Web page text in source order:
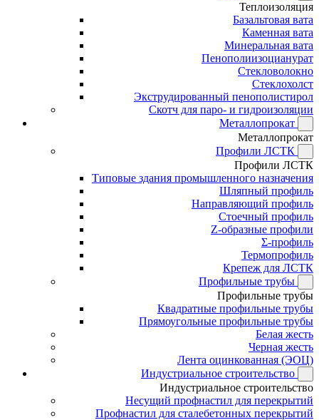
Теплоизоляция
Базальтовая вата
Каменная вата
Минеральная вата
Пенополиизоцианурат
Стекловолокно
Стеклохолст
Экструдированный пенополистирол
Скотч для паро- и гидроизоляции
Металлопрокат
Металлопрокат
Профили ЛСТК
Профили ЛСТК
Типовые здания промышленного назначения
Шляпный профиль
Направляющий профиль
Стоечный профиль
Z-образные профили
Σ-профиль
Термопрофиль
Крепеж для ЛСТК
Профильные трубы
Профильные трубы
Квадратные профильные трубы
Прямоугольные профильные трубы
Белая жесть
Черная жесть
Лента оцинкованная (ЭОЦ)
Индустриальное строительство
Индустриальное строительство
Несущий профнастил для перекрытий
Профнастил для сталебетонных перекрытий